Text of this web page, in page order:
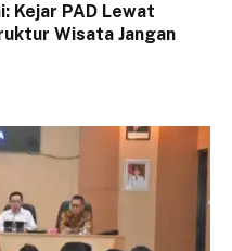
Kejar PAD Lewat
Wisata Jangan